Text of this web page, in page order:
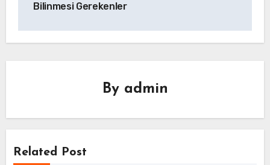
Bilinmesi Gerekenler
By admin
Related Post